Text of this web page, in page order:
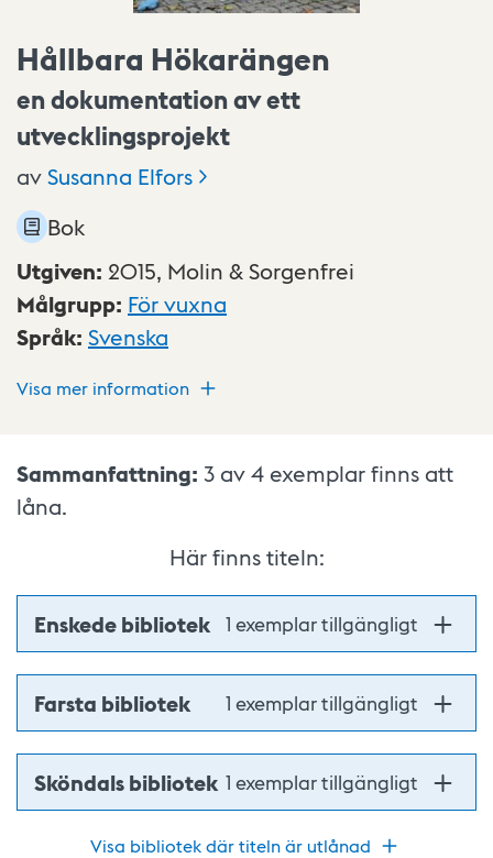
Hållbara Hökarängen
en dokumentation av ett
utvecklingsprojekt
avSusanna Elfors
Bok
Utgiven: 2015, Molin & Sorgenfrei
Målgrupp: För vuxna
Språk: Svenska
Visa mer information
Sammanfattning: 3 av 4 exemplar finns att
låna.
Här finns titeln:
Enskede bibliotek 1 exemplar tillgängligt
Farsta bibliotek 1 exemplar tillgängligt
Sköndals bibliotek 1 exemplar tillgängligt
Visa bibliotek där titeln är utlånad